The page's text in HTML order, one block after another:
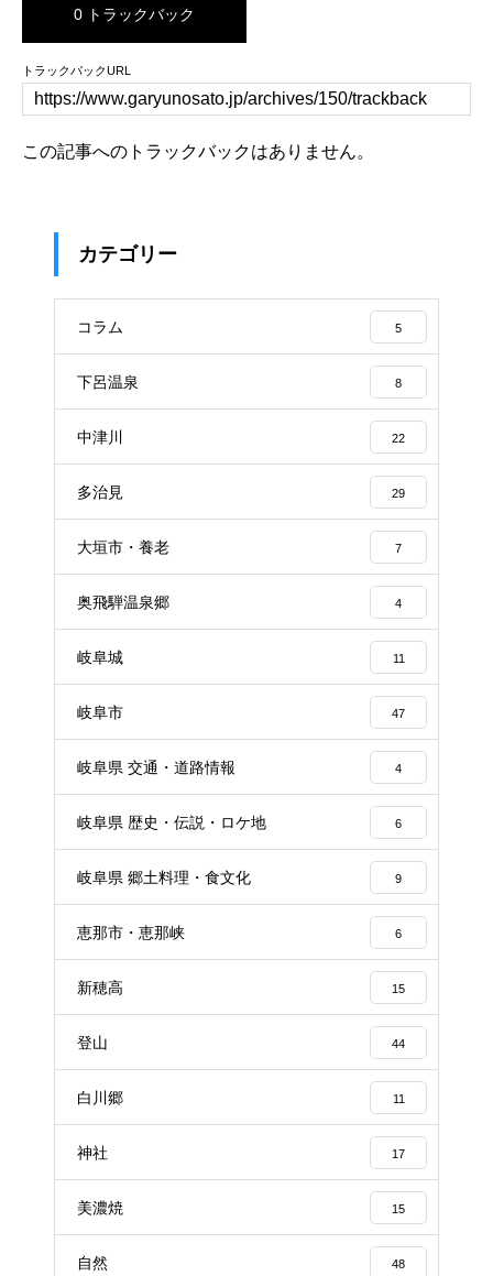
0 トラックバック
トラックバックURL
この記事へのトラックバックはありません。
カテゴリー
コラム 5
下呂温泉 8
中津川 22
多治見 29
大垣市・養老 7
奥飛騨温泉郷 4
岐阜城 11
岐阜市 47
岐阜県 交通・道路情報 4
岐阜県 歴史・伝説・ロケ地 6
岐阜県 郷土料理・食文化 9
恵那市・恵那峡 6
新穂高 15
登山 44
白川郷 11
神社 17
美濃焼 15
自然 48